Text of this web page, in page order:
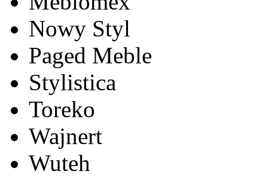
Nowy Styl
Paged Meble
Stylistica
Toreko
Wajnert
Wuteh